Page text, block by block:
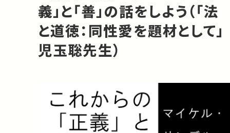
義」と「善」の話をしよう（「法
と道徳：同性愛を題材として」
児玉聡先生）